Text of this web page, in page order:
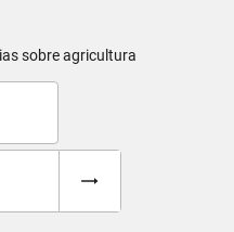
sobre agricultura